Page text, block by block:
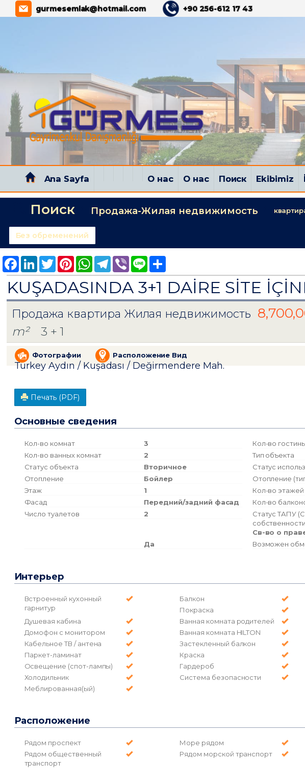
gurmesemlak@hotmail.com +90 256-612 17 43
Ana Sayfa О нас О нас Поиск Ekibimiz
Поиск Продажа-Жилая недвижимость
Без обременений
Facebook
LinkedInTwitterPinterestWhatsAppTelegram
Viber Line Share
KUŞADASINDA 3+1 DAİRE SİTE
Продажа квартира Жилая недвижимость
m²
3 + 1
Фотографии Расположение Вид
Turkey Aydın / Kuşadası / Değirmendere Mah.
Печать (PDF)
Основные сведения
Кол-во комнат 3 Кол-во
Кол-во ванных комнат
2 Тип объекта
Статус объекта
Вторичное Статус
Отопление
Бойлер Отопление
Этаж
1 Кол-во этажей
Фасад
Передний/задний фасад Кол-во
Число туалетов
2
Статус ТАПУ
Св-во о
Да
Возможен
Интерьер
Встроенный кухонный
гарнитур
Балкон
Покраска
Душевая кабина
Ванная комната родителей
Домофон с монитором
Ванная комната HILTON
Кабельное ТВ / антена
Застекленный балкон
Паркет-ламинат
Краска
Освещение (спот-лампы)
Гардероб
Холодильник
Система безопасности
Меблированная(ый)
Расположение
Рядом проспект Море рядом
Рядом общественный
транспорт
Рядом морской транспорт